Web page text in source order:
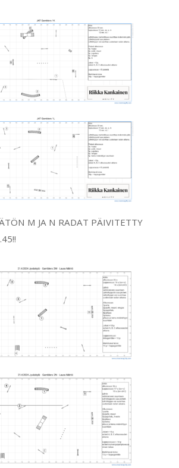
M JA N RADAT PÄIVITETTY